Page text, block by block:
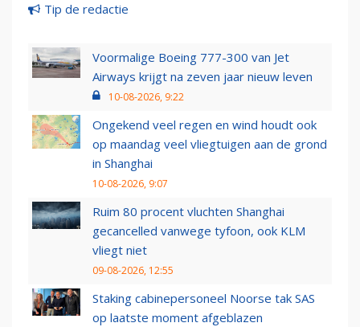
Tip de redactie
Voormalige Boeing 777-300 van Jet
Airways krijgt na zeven jaar nieuw leven
10-08-2026, 9:22
Ongekend veel regen en wind houdt ook
op maandag veel vliegtuigen aan de grond
in Shanghai
10-08-2026, 9:07
Ruim 80 procent vluchten Shanghai
gecancelled vanwege tyfoon, ook KLM
vliegt niet
09-08-2026, 12:55
Staking cabinepersoneel Noorse tak SAS
op laatste moment afgeblazen